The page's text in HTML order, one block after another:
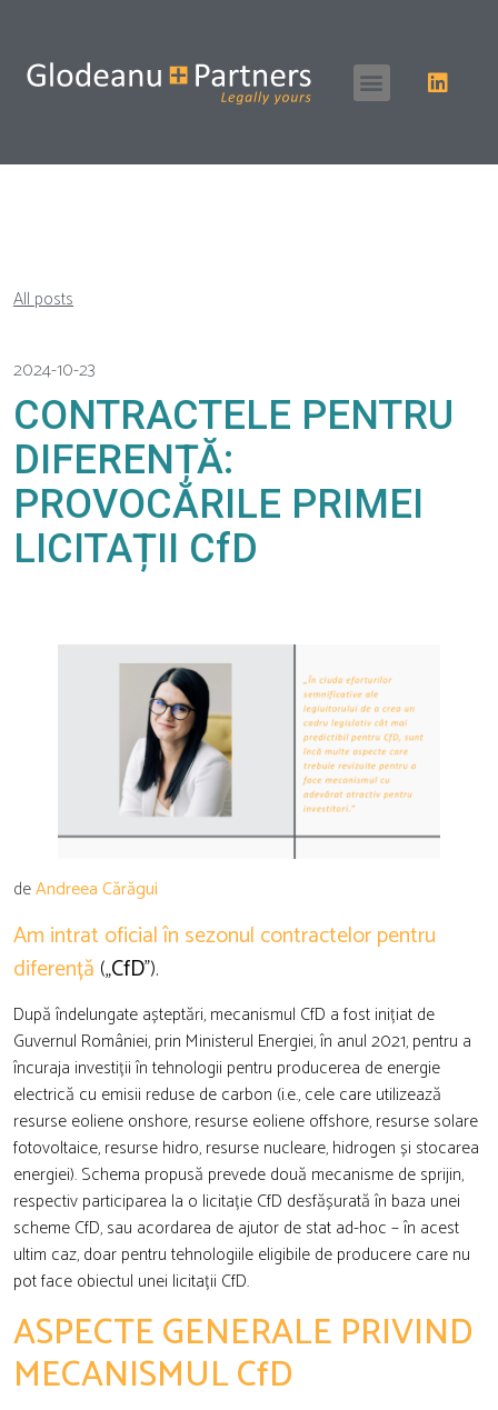
All posts
2024-10-23
CONTRACTELE PENTRU
DIFERENȚĂ:
PROVOCĂRILE PRIMEI
LICITAȚII CfD
deAndreea Cărăgui
Am intrat oficial în sezonul contractelor pentru
diferență („CfD”).
După îndelungate așteptări, mecanismul CfD a fost inițiat de
Guvernul României, prin Ministerul Energiei, în anul 2021, pentru a
încuraja investiții în tehnologii pentru producerea de energie
electrică cu emisii reduse de carbon (i.e., cele care utilizează
resurse eoliene onshore, resurse eoliene offshore, resurse solare
fotovoltaice, resurse hidro, resurse nucleare, hidrogen și stocarea
energiei). Schema propusă prevede două mecanisme de sprijin,
respectiv participarea la o licitație CfD desfășurată în baza unei
scheme CfD, sau acordarea de ajutor de stat ad-hoc – în acest
ultim caz, doar pentru tehnologiile eligibile de producere care nu
pot face obiectul unei licitații CfD.
ASPECTE GENERALE PRIVIND
MECANISMUL CfD